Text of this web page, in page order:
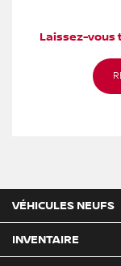
Laissez-vous
VÉHICULES NEUFS
INVENTAIRE